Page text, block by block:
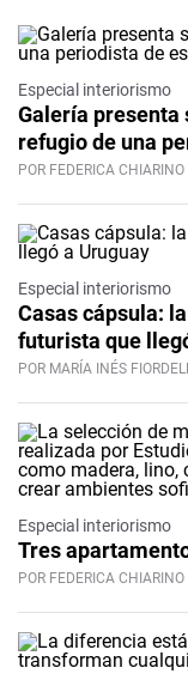
Especial interiorismo
Galería presenta
refugio de una
POR FEDERICA
Especial interiorismo
Casas cápsula:
futurista que
POR MARÍA INÉS
Especial interiorismo
Tres
POR FEDERICA